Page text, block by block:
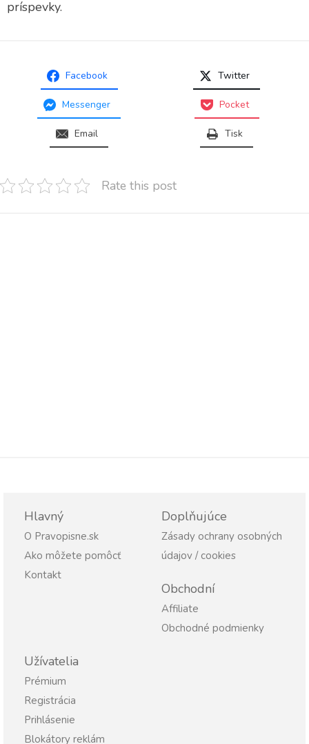
príspevky.
Facebook Twitter
Messenger Pocket
Email Tisk
Rate this post
Hlavný
O Pravopisne.sk
Ako môžete pomôcť
Kontakt
Doplňujúce
Zásady ochrany osobných
údajov / cookies
Obchodní
Affiliate
Obchodné podmienky
Užívatelia
Prémium
Registrácia
Prihlásenie
Blokátory reklám